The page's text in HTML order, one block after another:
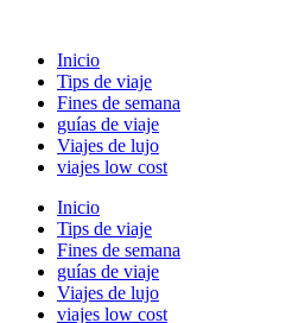
contenido
Inicio
Tips de viaje
Fines de semana
guías de viaje
Viajes de lujo
viajes low cost
Inicio
Tips de viaje
Fines de semana
guías de viaje
Viajes de lujo
viajes low cost